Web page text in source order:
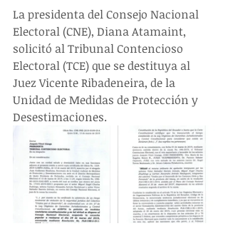
La presidenta del Consejo Nacional
Electoral (CNE), Diana Atamaint,
solicitó al Tribunal Contencioso
Electoral (TCE) que se destituya al
Juez Vicente Ribadeneira, de la
Unidad de Medidas de Protección y
Desestimaciones.